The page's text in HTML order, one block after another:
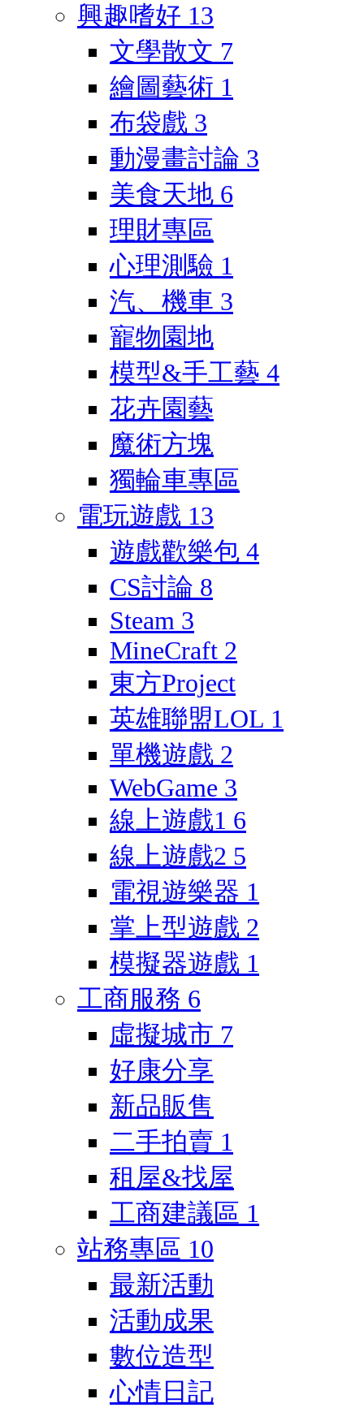
興趣嗜好 13
文學散文 7
繪圖藝術 1
布袋戲 3
動漫畫討論 3
美食天地 6
理財專區
心理測驗 1
汽、機車 3
寵物園地
模型&手工藝 4
花卉園藝
魔術方塊
獨輪車專區
電玩遊戲 13
遊戲歡樂包 4
CS討論 8
Steam 3
MineCraft 2
東方Project
英雄聯盟LOL 1
單機遊戲 2
WebGame 3
線上遊戲1 6
線上遊戲2 5
電視遊樂器 1
掌上型遊戲 2
模擬器遊戲 1
工商服務 6
虛擬城市 7
好康分享
新品販售
二手拍賣 1
租屋&找屋
工商建議區 1
站務專區 10
最新活動
活動成果
數位造型
心情日記